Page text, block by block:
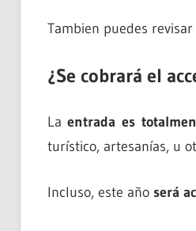
Tambien puedes revisar
¿Se cobrará el
Laentrada es
turístico, artesanías, u
Incluso, este año será